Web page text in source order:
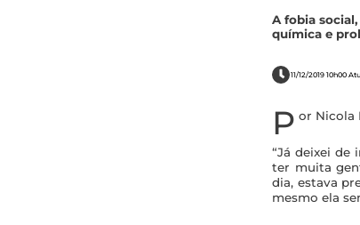
A fobia
química e
11/12/2019 10h00
P or Nicola
“Já deixei de
ter muita
dia, estava
mesmo ela